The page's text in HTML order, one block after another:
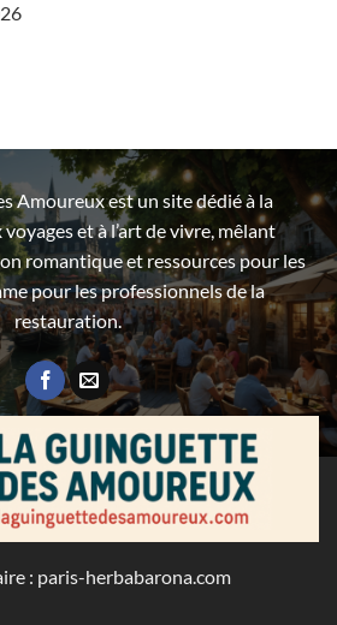
Amoureux est un site dédié à la
et à l’art de vivre, mêlant
romantique et ressources pour les
pour les professionnels de la
restauration.
: paris-herbabarona.com